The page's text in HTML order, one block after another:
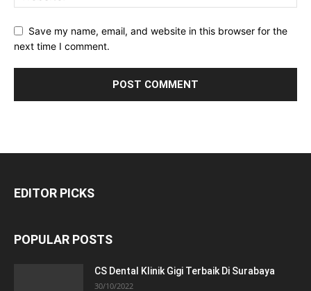
Save my name, email, and website in this browser for the
next time I comment.
EDITOR PICKS
POPULAR POSTS
CS Dental Klinik Gigi Terbaik Di Surabaya
30/10/2022